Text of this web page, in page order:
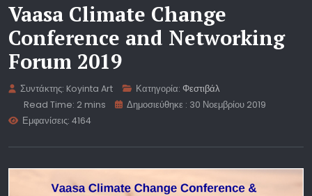
Vaasa Climate Change
Conference and Networking
Forum 2019
Συντάκτης: Koyinta Art Κατηγορία:Φεστιβάλ
Read Time: 2 mins
Δημοσιεύθηκε : 30 Νοεμβρίου 2019
Εμφανίσεις: 4164